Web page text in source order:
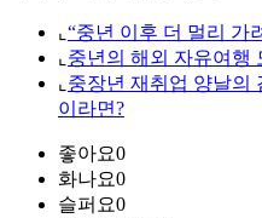
⌞ “중년 이후 더 멀리 가
⌞ 중년의 해외 자유여행
⌞ 중장년 재취업 양날의
이라면?
좋아요0
화나요0
슬퍼요0